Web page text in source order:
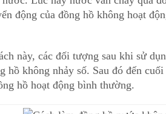
động của đồng hồ không hoạt
này, các đối tượng sau khi sử
hồ không nhảy số. Sau đó đến
hồ hoạt động bình thường.